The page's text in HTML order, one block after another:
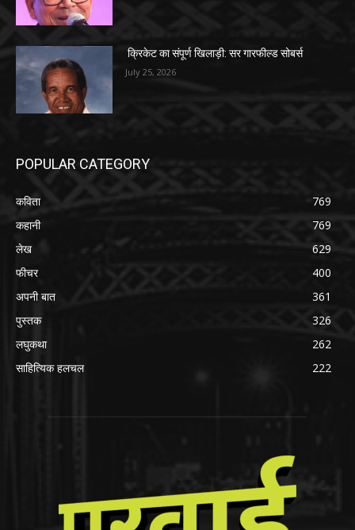
क्रिकेट का संपूर्ण खिलाड़ी: सर गारफील्ड सोबर्स
July 25, 2026
POPULAR CATEGORY
कविता
769
कहानी
769
लेख
629
फीचर
400
अपनी बात
361
पुस्तक
326
लघुकथा
262
साहित्यिक हलचल
222